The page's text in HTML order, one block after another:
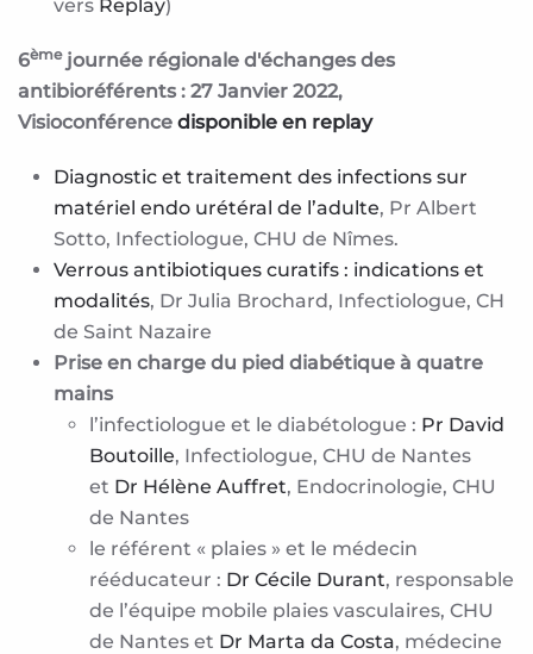
vers Replay)
6ème journée régionale d'échanges des
antibioréférents : 27 Janvier 2022,
Visioconférence disponible en replay
Diagnostic et traitement des infections sur
matériel endo urétéral de l’adulte, Pr Albert
Sotto, Infectiologue, CHU de Nîmes.
Verrous antibiotiques curatifs : indications et
modalités, Dr Julia Brochard, Infectiologue, CH
de Saint Nazaire
Prise en charge du pied diabétique à quatre
mains
l’infectiologue et le diabétologue : Pr David
Boutoille, Infectiologue, CHU de Nantes
et Dr Hélène Auffret, Endocrinologie, CHU
de Nantes
le référent « plaies » et le médecin
rééducateur : Dr Cécile Durant, responsable
de l’équipe mobile plaies vasculaires, CHU
de Nantes et Dr Marta da Costa, médecine